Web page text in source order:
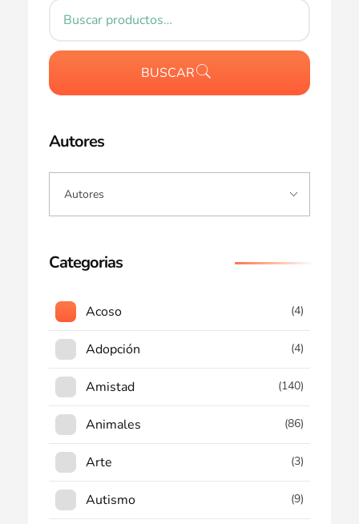
BUSCAR
Autores
Categorias
Acoso (4)
Adopción (4)
Amistad (140)
Animales (86)
Arte (3)
Autismo (9)